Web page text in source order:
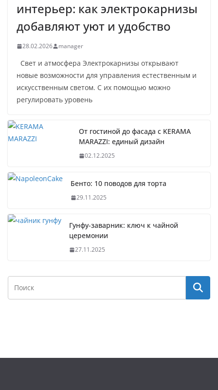
интерьер: как электрокарнизы
добавляют уют и удобство
28.02.2026 manager
Свет и атмосфера Электрокарнизы открывают
новые возможности для управления естественным и
искусственным светом. С их помощью можно
регулировать уровень
От гостиной до фасада с KERAMA
MARAZZI: единый дизайн
02.12.2025
Бенто: 10 поводов для торта
29.11.2025
Гунфу-заварник: ключ к чайной
церемонии
27.11.2025